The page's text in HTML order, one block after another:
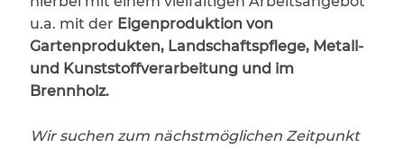
u.a. mit der Eigenproduktion von
Gartenprodukten, Landschaftspflege, Metall-
und Kunststoffverarbeitung und im
Brennholz.
Wir suchen zum nächstmöglichen Zeitpunkt